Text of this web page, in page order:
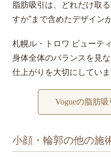
脂肪吸引は、どれだけ取
すか”まで含めたデザイン
札幌ル・トロワ ビューテ
身体全体のバランスを見
仕上がりを大切にしていま
Vogueの脂肪
小顔・輪郭の他の施